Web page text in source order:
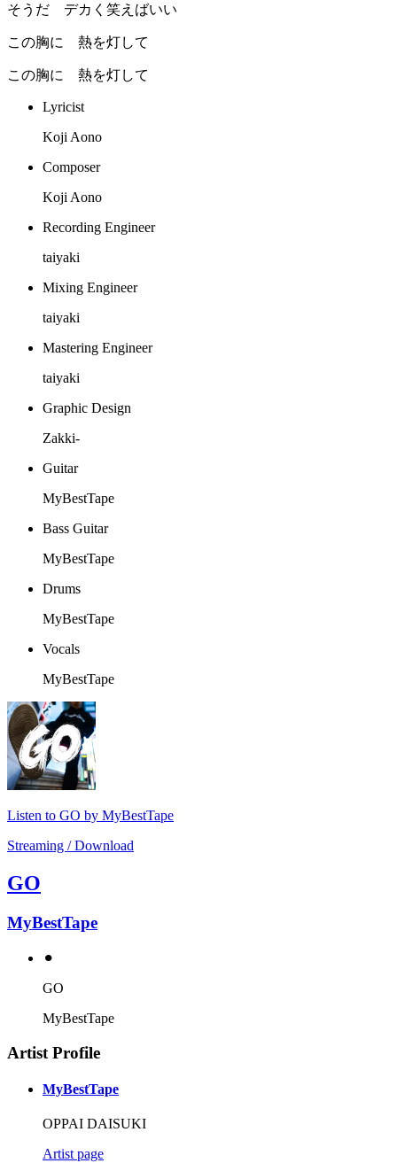
そうだ デカく笑えばいい
この胸に 熱を灯して
この胸に 熱を灯して
Lyricist
Koji Aono
Composer
Koji Aono
Recording Engineer
taiyaki
Mixing Engineer
taiyaki
Mastering Engineer
taiyaki
Graphic Design
Zakki-
Guitar
MyBestTape
Bass Guitar
MyBestTape
Drums
MyBestTape
Vocals
MyBestTape
Listen to GO by MyBestTape
Streaming / Download
GO
MyBestTape
⚫︎
GO
MyBestTape
Artist Profile
MyBestTape
OPPAI DAISUKI
Artist page